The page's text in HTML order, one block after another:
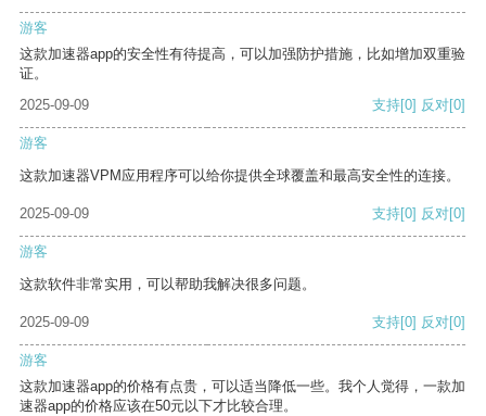
游客
这款加速器app的安全性有待提高，可以加强防护措施，比如增加双重验
证。
2025-09-09
支持[0] 反对[0]
游客
这款加速器VPM应用程序可以给你提供全球覆盖和最高安全性的连接。
2025-09-09 支持[0] 反对[0]
游客
这款软件非常实用，可以帮助我解决很多问题。
2025-09-09 支持[0] 反对[0]
游客
这款加速器app的价格有点贵，可以适当降低一些。我个人觉得，一款加
速器app的价格应该在50元以下才比较合理。